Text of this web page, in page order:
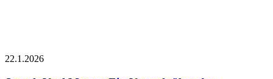
22.1.2026